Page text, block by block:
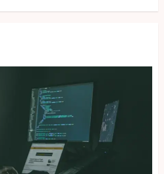
02/10/2024
Data Scientist, Inovator Strategi
Data dalam Transformasi Digital
07/10/2024